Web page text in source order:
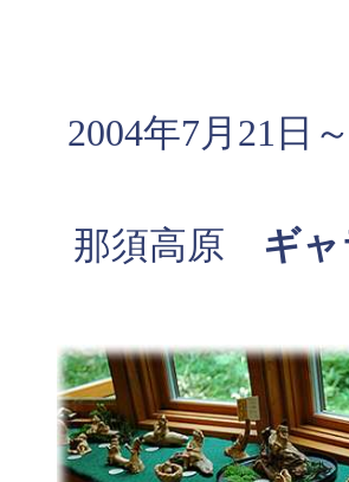
2004年7月21日
那須高原 ギ